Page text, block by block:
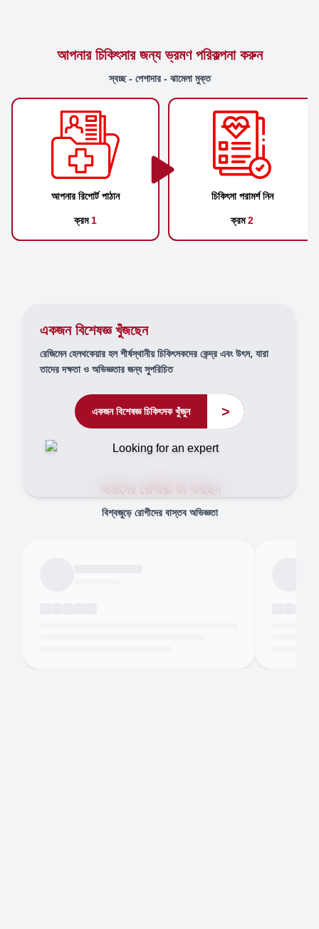
আপনার চিকিৎসার জন্য ভ্রমণ পরিকল্পনা করুন
স্বচ্ছ - পেশাদার - ঝামেলা মুক্ত
আপনার রিপোর্ট পাঠান
ক্রম 1
চিকিৎসা পরামর্শ নিন
ক্রম2
একজন বিশেষজ্ঞ খুঁজছেন
রেজিমেন হেলথকেয়ার হল শীর্ষস্থানীয় চিকিৎসকদের কেন্দ্র এবং উৎস, যারা
তাদের দক্ষতা ও অভিজ্ঞতার জন্য সুপরিচিত
একজন বিশেষজ্ঞ চিকিৎসক খুঁজুন >
আমাদের রোগীরা কী বলছেন
বিশ্বজুড়ে রোগীদের বাস্তব অভিজ্ঞতা